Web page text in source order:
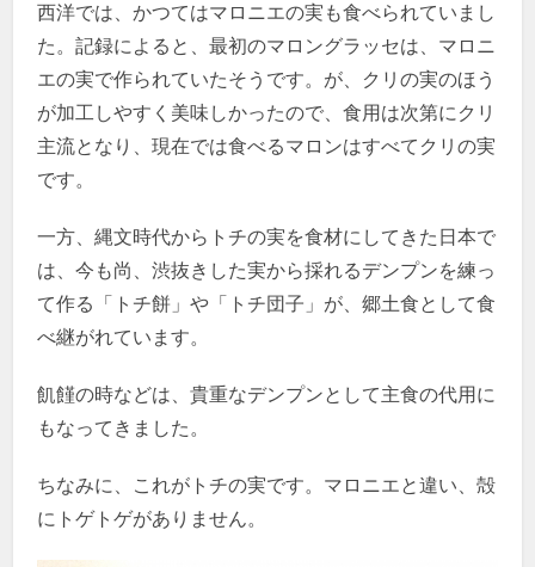
西洋では、かつてはマロニエの実も食べられていまし
た。記録によると、最初のマロングラッセは、マロニ
エの実で作られていたそうです。が、クリの実のほう
が加工しやすく美味しかったので、食用は次第にクリ
主流となり、現在では食べるマロンはすべてクリの実
です。
一方、縄文時代からトチの実を食材にしてきた日本で
は、今も尚、渋抜きした実から採れるデンプンを練っ
て作る「トチ餅」や「トチ団子」が、郷土食として食
べ継がれています。
飢饉の時などは、貴重なデンプンとして主食の代用に
もなってきました。
ちなみに、これがトチの実です。マロニエと違い、殻
にトゲトゲがありません。